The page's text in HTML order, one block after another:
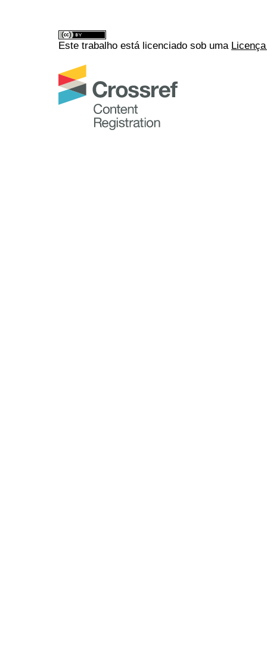
Este trabalho está licenciado sob uma